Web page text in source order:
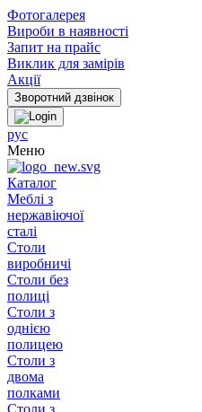
Фотогалерея
Вироби в наявності
Запит на прайс
Виклик для замірів
Акції
рус
Меню
Каталог
Меблі з
нержавіючої
сталі
Столи
виробничі
Столи без
полиці
Столи з
однією
полицею
Столи з
двома
полками
Столи з